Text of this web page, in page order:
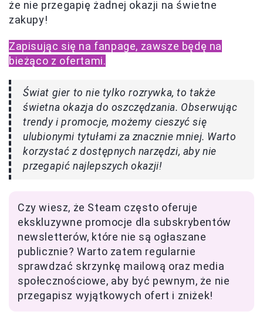
że nie przegapię żadnej okazji na świetne
zakupy!
Zapisując się na fanpage, zawsze będę na
bieżąco z ofertami.
Świat gier to nie tylko rozrywka, to także
świetna okazja do oszczędzania. Obserwując
trendy i promocje, możemy cieszyć się
ulubionymi tytułami za znacznie mniej. Warto
korzystać z dostępnych narzędzi, aby nie
przegapić najlepszych okazji!
Czy wiesz, że Steam często oferuje
ekskluzywne promocje dla subskrybentów
newsletterów, które nie są ogłaszane
publicznie? Warto zatem regularnie
sprawdzać skrzynkę mailową oraz media
społecznościowe, aby być pewnym, że nie
przegapisz wyjątkowych ofert i zniżek!